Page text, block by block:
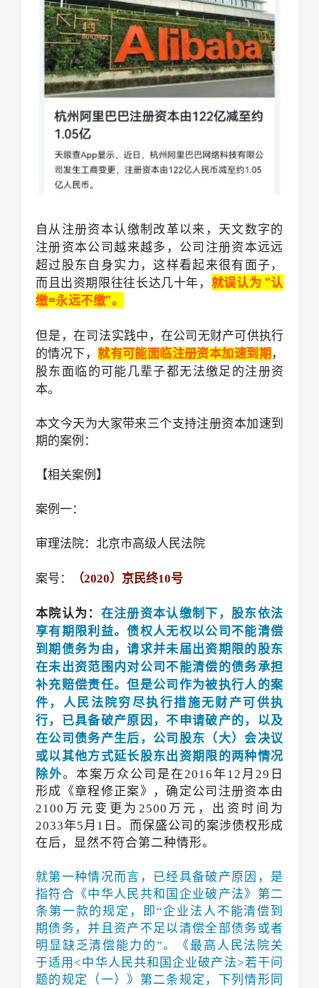
自从注册资本认缴制改革以来，天文数字的
注册资本公司越来越多，公司注册资本远远
超过股东自身实力，这样看起来很有面子，
而且出资期限往往长达几十年， 就误认为 “认
缴=永远不缴”。
但是，在司法实践中，在公司无财产可供执行
的情况下， 就有可能面临注册资本加速到期 ，
股东面临的可能几辈子都无法缴足的注册资
本。
本文今天为大家带来三个支持注册资本加速到
期的案例：
【相关案例】
案例一：
审理法院：北京市高级人民法院
案号： （2020）京民终10号
本院认为： 在注册资本认缴制下，股东依法
享有期限利益。债权人无权以公司不能清偿
到期债务为由，请求并未届出资期限的股东
在未出资范围内对公司不能清偿的债务承担
补充赔偿责任。但是公司作为被执行人的案
件，人民法院穷尽执行措施无财产可供执
行，已具备破产原因，不申请破产的，以及
在公司债务产生后，公司股东（大）会决议
或以其他方式延长股东出资期限的两种情况
除外。本案万众公司是在2016年12月29日
形成《章程修正案》，确定公司注册资本由
2100万元变更为2500万元，出资时间为
2033年5月1日。而保盛公司的案涉债权形成
在后，显然不符合第二种情形。
就第一种情况而言，已经具备破产原因，是
指符合《中华人民共和国企业破产法》第二
条第一款的规定，即“企业法人不能清偿到
期债务，并且资产不足以清偿全部债务或者
明显缺乏清偿能力的”。《最高人民法院关
于适用<中华人民共和国企业破产法>若干问
题的规定（一）》第二条规定，下列情形同